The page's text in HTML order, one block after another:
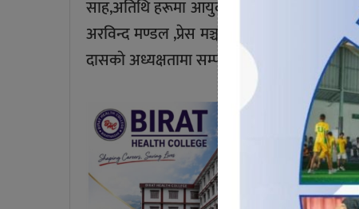
साह,अतिथि हरूमा आयुर्बे स्वास्थ्यकर्मी अध्यक्ष
अरविन्द मण्डल ,प्रेस मञ्च नेपाल का माेरङ मुकेश
दासकाे अध्यक्षतामा सम्पन्न भएका थिए।